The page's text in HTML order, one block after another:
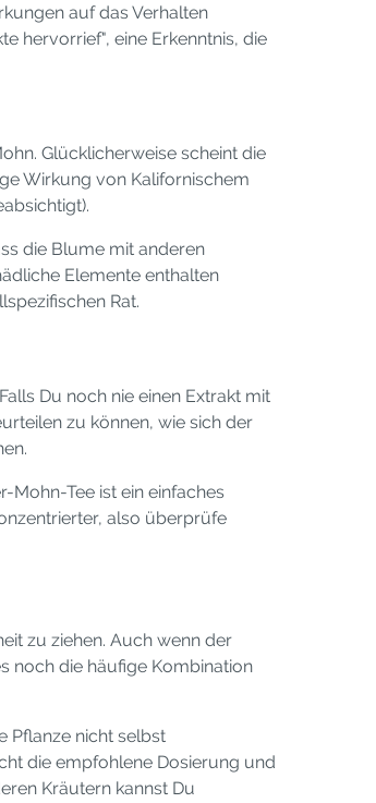
auf das Verhalten
hervorrief", eine Erkenntnis, die
Glücklicherweise scheint die
Wirkung von Kalifornischem
die Blume mit anderen
Elemente enthalten
Rat.
Du noch nie einen Extrakt mit
zu können, wie sich der
Mohn-Tee ist ein einfaches
also überprüfe
zu ziehen. Auch wenn der
noch die häufige Kombination
Pflanze nicht selbst
die empfohlene Dosierung und
Kräutern kannst Du